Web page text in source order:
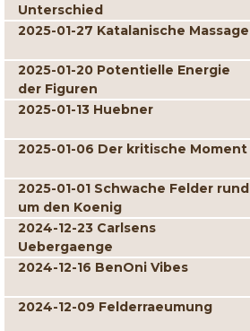
Unterschied
2025-01-27 Katalanische Massage
2025-01-20 Potentielle Energie
der Figuren
2025-01-13 Huebner
2025-01-06 Der kritische Moment
2025-01-01 Schwache Felder rund
um den Koenig
2024-12-23 Carlsens
Uebergaenge
2024-12-16 BenOni Vibes
2024-12-09 Felderraeumung